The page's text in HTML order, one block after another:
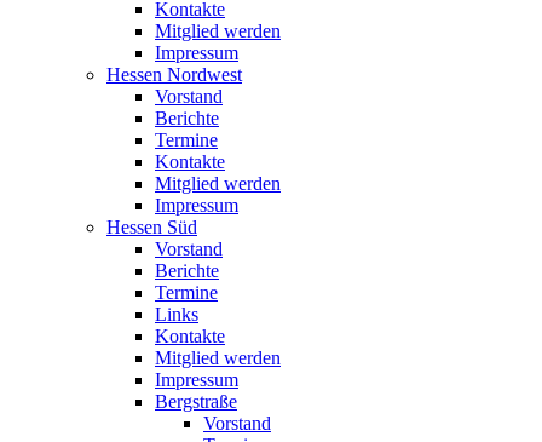
Kontakte
Mitglied werden
Impressum
Hessen Nordwest
Vorstand
Berichte
Termine
Kontakte
Mitglied werden
Impressum
Hessen Süd
Vorstand
Berichte
Termine
Links
Kontakte
Mitglied werden
Impressum
Bergstraße
Vorstand